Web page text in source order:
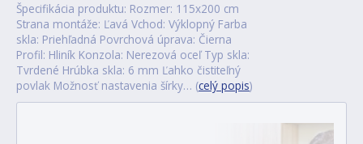
Špecifikácia produktu: Rozmer: 115x200 cm
Strana montáže: Ľavá Vchod: Výklopný Farba
skla: Priehľadná Povrchová úprava: Čierna
Profil: Hliník Konzola: Nerezová oceľ Typ skla:
Tvrdené Hrúbka skla: 6 mm Ľahko čistiteľný
povlak Možnosť nastavenia šírky… (celý popis)